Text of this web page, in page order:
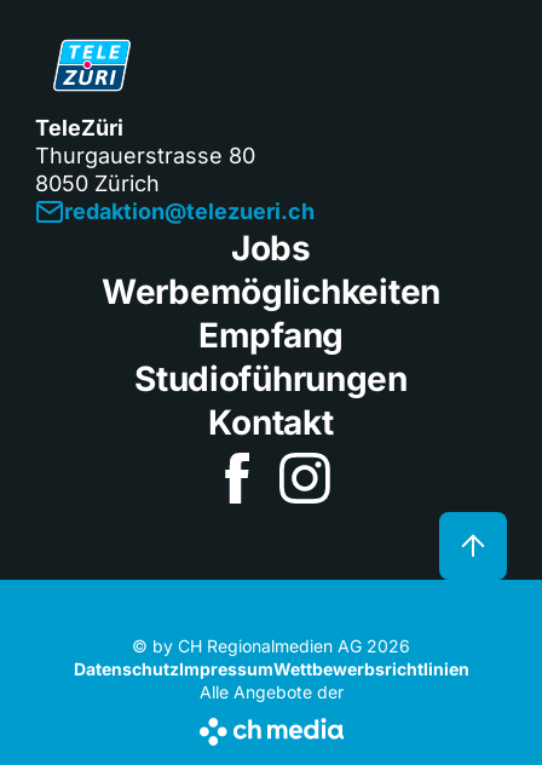
TeleZüri
Thurgauerstrasse 80
8050 Zürich
redaktion@telezueri.ch
Jobs
Werbemöglichkeiten
Empfang
Studioführungen
Kontakt
© by CH Regionalmedien AG 2026
DatenschutzImpressumWettbewerbsrichtlinien
Alle Angebote der